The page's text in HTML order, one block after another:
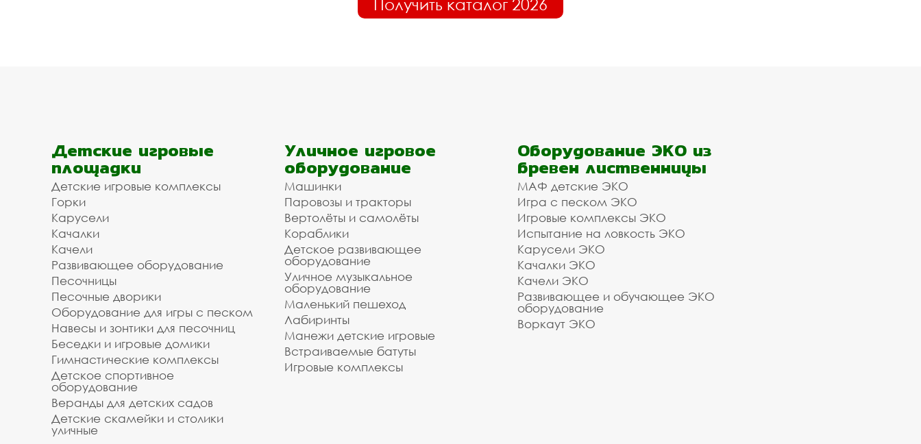
Получить каталог 2026
Детские игровые
площадки
Детские игровые комплексы
Горки
Карусели
Качалки
Качели
Развивающее оборудование
Песочницы
Песочные дворики
Оборудование для игры с песком
Навесы и зонтики для песочниц
Беседки и игровые домики
Гимнастические комплексы
Детское спортивное
оборудование
Веранды для детских садов
Детские скамейки и столики
уличные
Уличное игровое
оборудование
Машинки
Паровозы и тракторы
Вертолёты и самолёты
Кораблики
Детское развивающее
оборудование
Уличное музыкальное
оборудование
Маленький пешеход
Лабиринты
Манежи детские игровые
Встраиваемые батуты
Игровые комплексы
Оборудование ЭКО из
бревен лиственницы
МАФ детские ЭКО
Игра с песком ЭКО
Игровые комплексы ЭКО
Испытание на ловкость ЭКО
Карусели ЭКО
Качалки ЭКО
Качели ЭКО
Развивающее и обучающее ЭКО
оборудование
Воркаут ЭКО